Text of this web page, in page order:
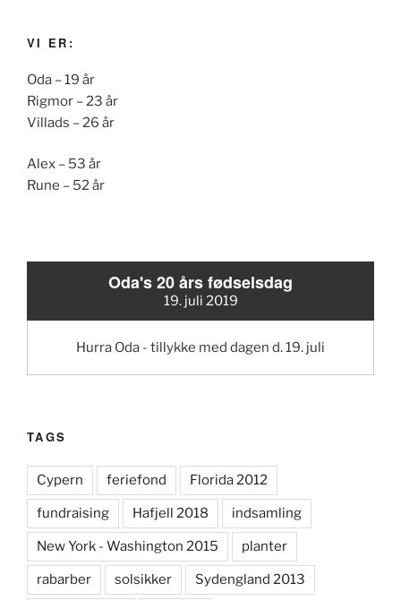
VI ER:
Oda – 19 år
Rigmor – 23 år
Villads – 26 år
Alex – 53 år
Rune – 52 år
Oda's 20 års fødselsdag
19. juli 2019
Hurra Oda - tillykke med dagen d. 19. juli
TAGS
Cypern feriefond Florida 2012
fundraising Hafjell 2018 indsamling
New York - Washington 2015 planter
rabarber solsikker Sydengland 2013